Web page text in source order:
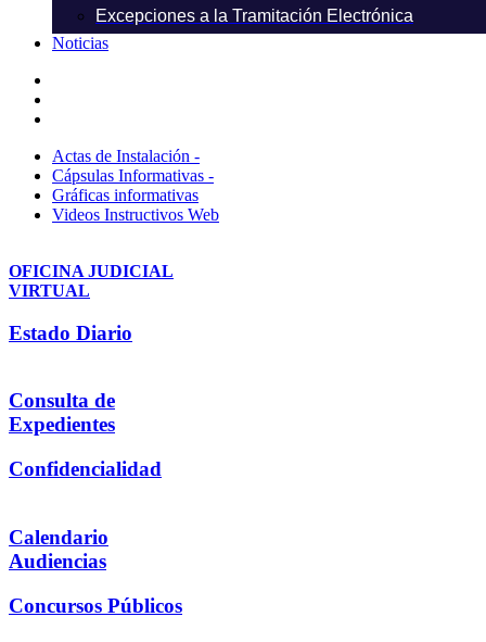
Excepciones a la Tramitación Electrónica
Noticias
Actas de Instalación -
Cápsulas Informativas -
Gráficas informativas
Videos Instructivos Web
OFICINA JUDICIAL
VIRTUAL
Estado Diario
Consulta de
Expedientes
Confidencialidad
Calendario
Audiencias
Concursos Públicos